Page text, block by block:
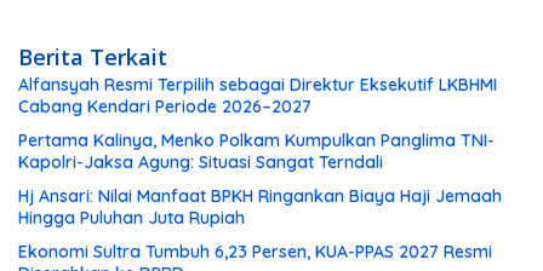
Berita Terkait
Alfansyah Resmi Terpilih sebagai Direktur Eksekutif LKBHMI
Cabang Kendari Periode 2026–2027
Pertama Kalinya, Menko Polkam Kumpulkan Panglima TNI-
Kapolri-Jaksa Agung: Situasi Sangat Terndali
Hj Ansari: Nilai Manfaat BPKH Ringankan Biaya Haji Jemaah
Hingga Puluhan Juta Rupiah
Ekonomi Sultra Tumbuh 6,23 Persen, KUA-PPAS 2027 Resmi